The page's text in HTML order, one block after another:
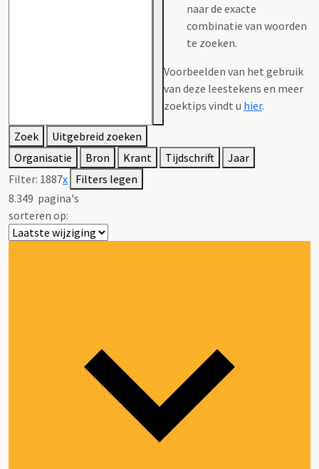
naar de exacte
combinatie van woorden
te zoeken.
Voorbeelden van het gebruik
van deze leestekens en meer
zoektips vindt u hier.
Zoek
Uitgebreid zoeken
Organisatie
Bron Krant Tijdschrift
Jaar
Filter: 1887x Filters legen
8.349 pagina's
sorteren op: